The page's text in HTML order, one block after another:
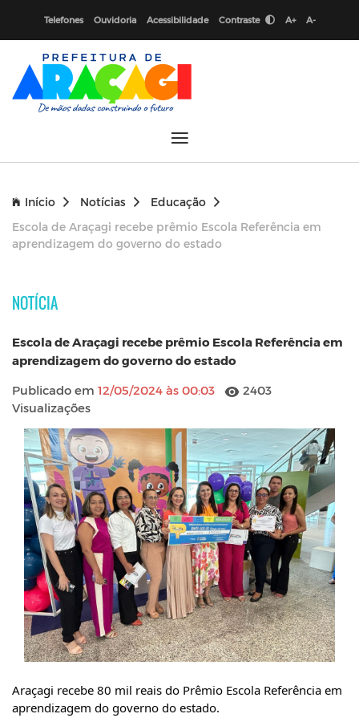
Telefones Ouvidoria Acessibilidade Contraste A+ A-
Início Notícias
Educação
Escola de Araçagi recebe prêmio Escola Referência em
aprendizagem do governo do estado
NOTÍCIA
Escola de Araçagi recebe prêmio Escola Referência em
aprendizagem do governo do estado
Publicado em 12/05/2024 às 00:03
2403
Visualizações
Araçagi recebe 80 mil reais do Prêmio Escola Referência em
aprendizagem do governo do estado.